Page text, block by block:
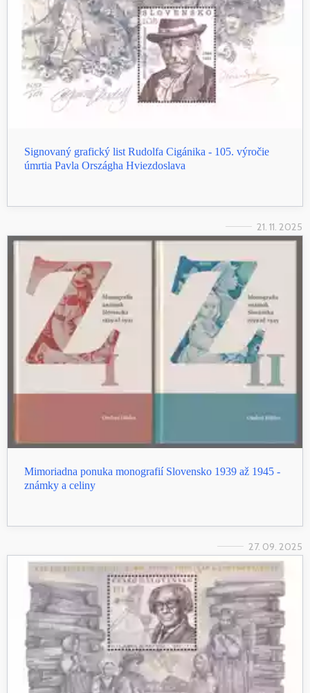
Signovaný grafický list Rudolfa Cigánika - 105. výročie
úmrtia Pavla Országha Hviezdoslava
21. 11. 2025
Mimoriadna ponuka monografií Slovensko 1939 až 1945 -
známky a celiny
27. 09. 2025